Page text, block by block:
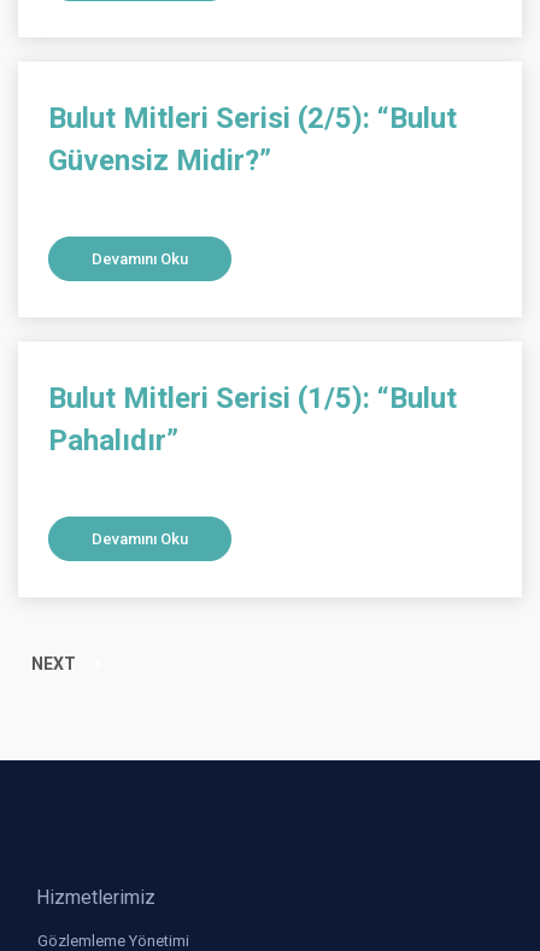
Bulut Mitleri Serisi (2/5): “Bulut
Güvensiz Midir?”
Devamını Oku
Bulut Mitleri Serisi (1/5): “Bulut
Pahalıdır”
Devamını Oku
NEXT
Hizmetlerimiz
Gözlemleme Yönetimi